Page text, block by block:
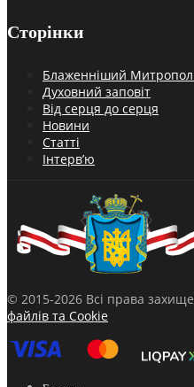
Сторінки
Блаженніший
Духовний заповіт
Від серця до серця
Новини
Статті
Інтерв’ю
© 2015-2026 Всі права
файлів та Cookie